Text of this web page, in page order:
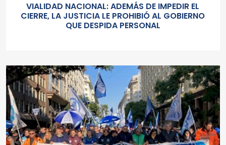
VIALIDAD NACIONAL: ADEMÁS DE IMPEDIR EL
CIERRE, LA JUSTICIA LE PROHIBIÓ AL GOBIERNO
QUE DESPIDA PERSONAL